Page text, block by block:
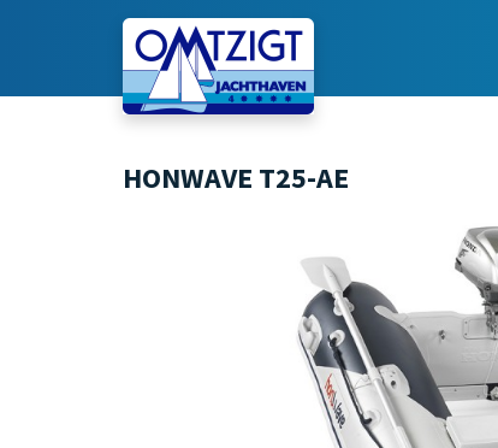
HONWAVE T25-AE